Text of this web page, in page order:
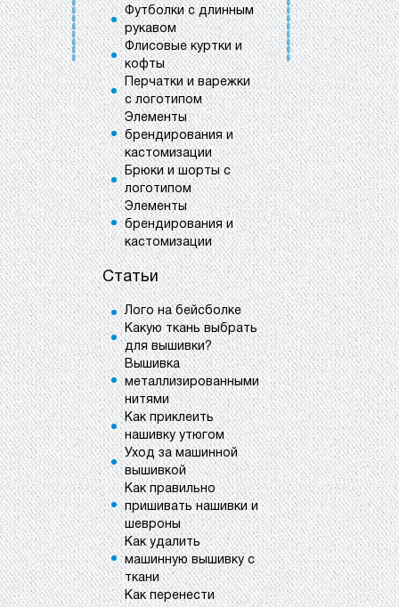
Футболки с длинным
рукавом
Флисовые куртки и
кофты
Перчатки и варежки
с логотипом
Элементы
брендирования и
кастомизации
Брюки и шорты с
логотипом
Элементы
брендирования и
кастомизации
Статьи
Лого на бейсболке
Какую ткань выбрать
для вышивки?
Вышивка
металлизированными
нитями
Как приклеить
нашивку утюгом
Уход за машинной
вышивкой
Как правильно
пришивать нашивки и
шевроны
Как удалить
машинную вышивку с
ткани
Как перенести